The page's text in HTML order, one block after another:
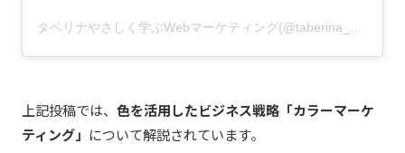
タベリナやさしく学ぶWebマーケティング(@taberina_ch)がシェアした投稿
上記投稿では、 色を活用したビジネス戦略「カラーマーケ
ティング」 について解説されています。